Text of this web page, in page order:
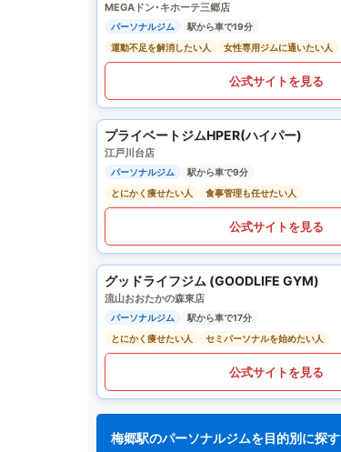
MEGAドン･キホーテ三郷店
パーソナルジム
駅から車で19分
運動不足を解消したい人
女性専用ジムに通いたい人
公式サイトを見る
プライベートジムHPER(ハイパー)
江戸川台店
パーソナルジム
駅から車で9分
とにかく痩せたい人
食事管理も任せたい人
公式サイトを見る
グッドライフジム (GOODLIFE GYM)
流山おおたかの森東店
パーソナルジム
駅から車で17分
とにかく痩せたい人
セミパーソナルを始めたい人
公式サイトを見る
梅郷駅のパーソナルジムを目的別に探す